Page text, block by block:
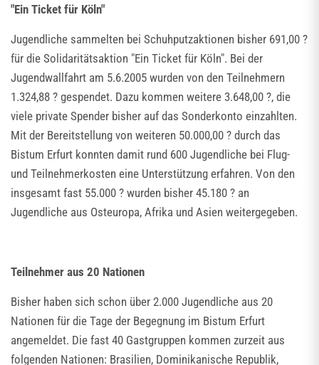
"Ein Ticket für Köln"
Jugendliche sammelten bei Schuhputzaktionen bisher 691,00 ?
für die Solidaritätsaktion "Ein Ticket für Köln". Bei der
Jugendwallfahrt am 5.6.2005 wurden von den Teilnehmern
1.324,88 ? gespendet. Dazu kommen weitere 3.648,00 ?, die
viele private Spender bisher auf das Sonderkonto einzahlten.
Mit der Bereitstellung von weiteren 50.000,00 ? durch das
Bistum Erfurt konnten damit rund 600 Jugendliche bei Flug-
und Teilnehmerkosten eine Unterstützung erfahren. Von den
insgesamt fast 55.000 ? wurden bisher 45.180 ? an
Jugendliche aus Osteuropa, Afrika und Asien weitergegeben.
Teilnehmer aus 20 Nationen
Bisher haben sich schon über 2.000 Jugendliche aus 20
Nationen für die Tage der Begegnung im Bistum Erfurt
angemeldet. Die fast 40 Gastgruppen kommen zurzeit aus
folgenden Nationen: Brasilien, Dominikanische Republik,